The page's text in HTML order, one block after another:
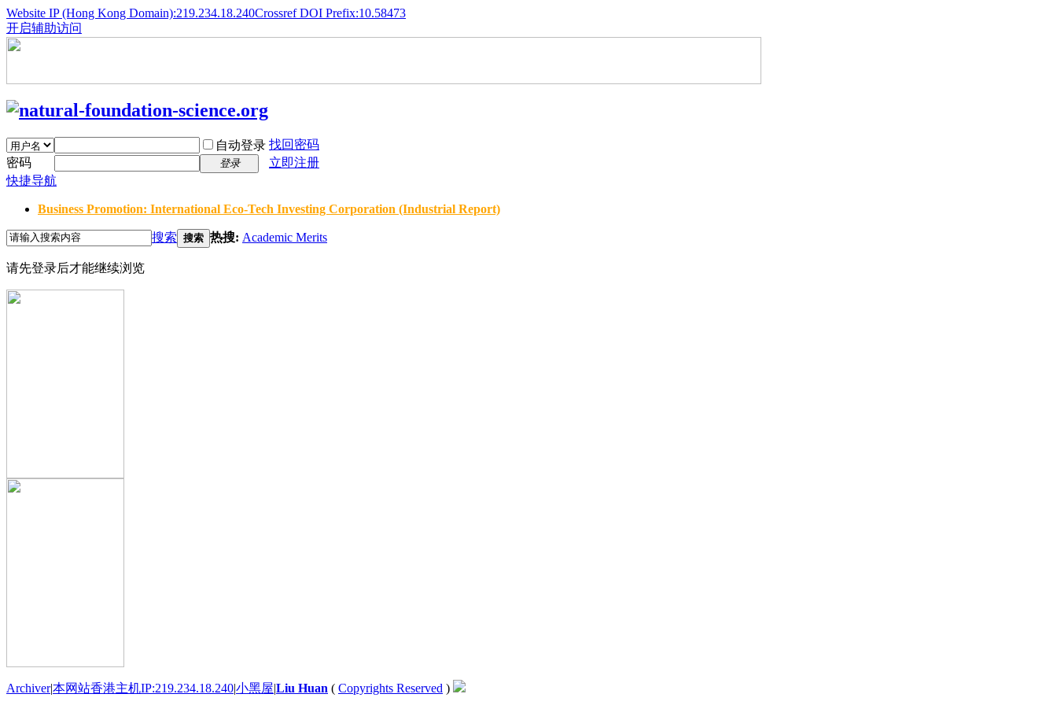
Website IP (Hong Kong Domain):219.234.18.240Crossref DOI Prefix:10.58473
开启辅助访问
自动登录 找回密码
密码
登录
立即注册
快捷导航
Business Promotion: International Eco-Tech Investing Corporation (Industrial Report)
搜索 搜索 热搜: Academic Merits
请先登录后才能继续浏览
Archiver|本网站香港主机IP:219.234.18.240|小黑屋|Liu Huan ( Copyrights Reserved )